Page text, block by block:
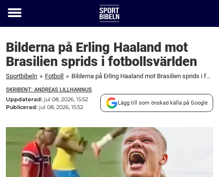
Toggle
Bilderna på Erling Haaland mot
Brasilien sprids i fotbollsvärlden
Sportbibeln » Fotboll » Bilderna på Erling Haaland mot Brasilien sprids i fotbollsvärlden
SKRIBENT: ANDREAS LILLHANNUS
Uppdaterad: jul 08, 2026, 15:52
Publicerad: jul 08, 2026, 15:52
Lägg till som önskad källa på Google